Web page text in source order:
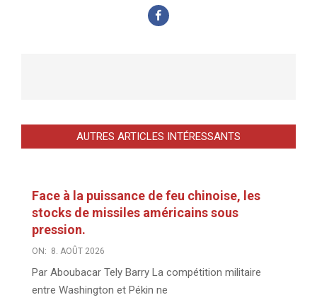
AUTRES ARTICLES INTÉRESSANTS
Face à la puissance de feu chinoise, les
stocks de missiles américains sous
pression.
ON: 8. AOÛT 2026
Par Aboubacar Tely Barry La compétition militaire
entre Washington et Pékin ne